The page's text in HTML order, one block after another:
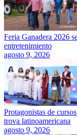
Feria Ganadera 2026
entretenimiento
agosto 9, 2026
Protagonistas de
trova latinoamericana
agosto 9, 2026